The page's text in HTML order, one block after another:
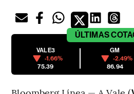
ÚLTIMAS
VALE3
-1.66%
75.39
GM
-2.49%
86.94